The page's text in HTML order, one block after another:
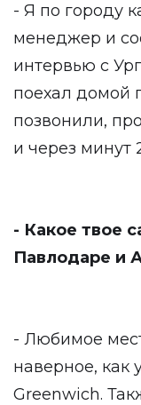
- Я по городу
менеджер и
интервью с
поехал домой
позвонили,
и через минут
- Какое твое
Павлодаре и
- Любимое
наверное, как
Greenwich.